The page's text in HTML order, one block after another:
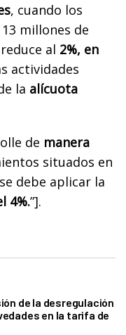
, cuando los
millones de
al 2%, en
actividades
la alícuota
de manera
situados en
debe aplicar la
4%.”].
de la desregulación
en la tarifa de